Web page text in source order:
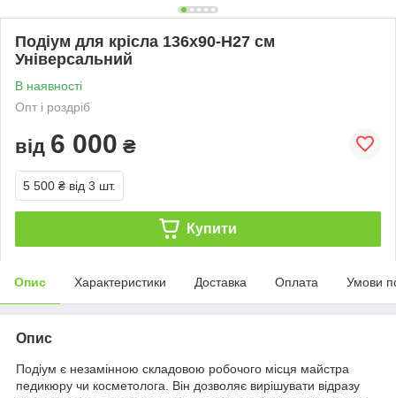
Подіум для крісла 136х90-H27 см
Універсальний
В наявності
Опт і роздріб
від 6 000 ₴
5 500 ₴ від 3 шт.
Купити
Опис Характеристики Доставка Оплата Умови
Опис
Подіум є незамінною складовою робочого місця майстра
педикюру чи косметолога. Він дозволяє вирішувати відразу